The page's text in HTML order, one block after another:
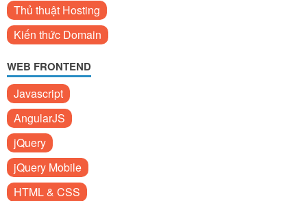
Thủ thuật Hosting
Kiến thức Domain
WEB FRONTEND
Javascript
AngularJS
jQuery
jQuery Mobile
HTML & CSS